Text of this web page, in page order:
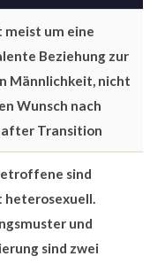
meist um eine
Beziehung zur
Männlichkeit, nicht
Wunsch nach
Transition
sind
heterosexuell.
und
sind zwei